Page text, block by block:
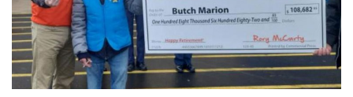
Enerji
Tubitak